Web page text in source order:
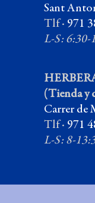
Sant
Tlf · 971
L-S: 6:30-
(Tienda y
Carrer de
Tlf · 971
L-S: 8-